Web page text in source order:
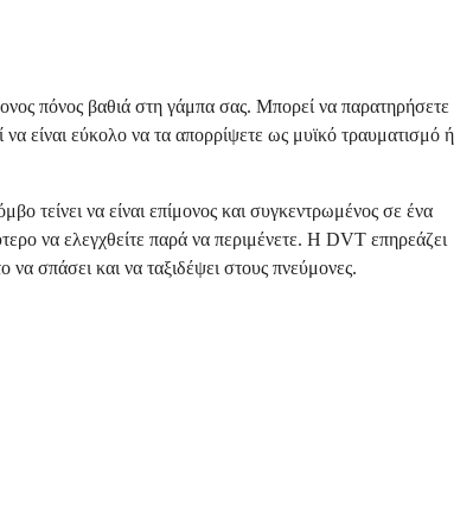
πόνος βαθιά στη γάμπα σας. Μπορεί να παρατηρήσετε
είναι εύκολο να τα απορρίψετε ως μυϊκό τραυματισμό ή
τείνει να είναι επίμονος και συγκεντρωμένος σε ένα
να ελεγχθείτε παρά να περιμένετε. Η DVT επηρεάζει
σπάσει και να ταξιδέψει στους πνεύμονες.